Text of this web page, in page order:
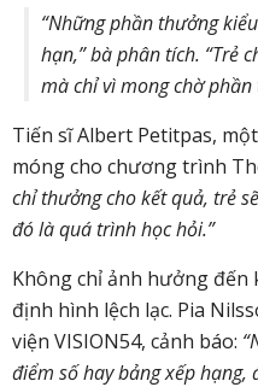
“Những phần thưởng
hạn,” bà phân tích. “Trẻ
mà chỉ vì mong chờ phần
Tiến sĩ Albert Petitpas,
móng cho chương trình
chỉ thưởng cho kết quả, trẻ
đó là quá trình học hỏi.”
Không chỉ ảnh hưởng đến
định hình lệch lạc. Pia
viện VISION54, cảnh báo:
điểm số hay bảng xếp hạng,